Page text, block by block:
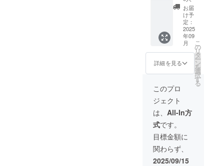
に対応して
新たなチャ
レンジをす
る弊社は、
過去に折り
たたみ自転
とや長年に
わたるバッ
テリー等の
取り扱い経
験を活かし
て、次世代
モビリティ
点 付属
品：
USB充
電ケー
ブル/取
扱説明
書/ドラ
イバー/
ネジ×2
「一般
販売価
格
3980円
の
5％OFF
」 ※カ
ラー：
ブルー/
ピンク
※皆様の
お届
け予
定：
2025
年09
月
詳細を見る
こ
の
リ
タ
ー
ン
を
選
択
す
る
このプロ
ジェクト
は、 All-In方
式です。
目標金額に
関わらず、
2025/09/15